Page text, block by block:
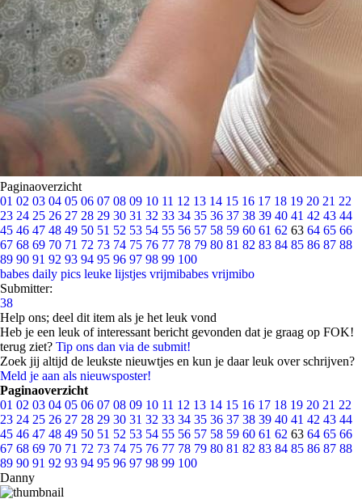
Paginaoverzicht
01 02 03 04 05 06 07 08 09 10 11 12 13 14 15 16 17 18 19 20 21 22
23 24 25 26 27 28 29 30 31 32 33 34 35 36 37 38 39 40 41 42 43 44
45 46 47 48 49 50 51 52 53 54 55 56 57 58 59 60 61 62 63 64 65 66
67 68 69 70 71 72 73 74 75 76 77 78 79 80 81 82 83 84 85 86 87 88
89 90 91 92 93 94 95 96 97 98 99 100
babes daily pics leuke lijstjes vrijmibabes vrijmibo
Submitter:
38
Help ons; deel dit item als je het leuk vond
Heb je een leuk of interessant bericht gevonden dat je graag op FOK!
terug ziet? Tip ons dan via de submit!
Zoek jij altijd de leukste nieuwtjes en kun je daar leuk over schrijven?
Meld je aan als nieuwsposter!
Paginaoverzicht
01 02 03 04 05 06 07 08 09 10 11 12 13 14 15 16 17 18 19 20 21 22
23 24 25 26 27 28 29 30 31 32 33 34 35 36 37 38 39 40 41 42 43 44
45 46 47 48 49 50 51 52 53 54 55 56 57 58 59 60 61 62 63 64 65 66
67 68 69 70 71 72 73 74 75 76 77 78 79 80 81 82 83 84 85 86 87 88
89 90 91 92 93 94 95 96 97 98 99 100
Danny